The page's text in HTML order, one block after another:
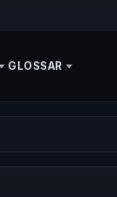
GLOSSAR